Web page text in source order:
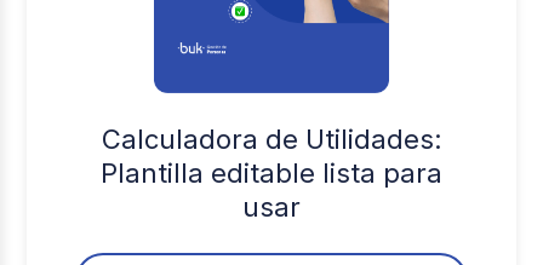
Calculadora de Utilidades:
Plantilla editable lista para
usar